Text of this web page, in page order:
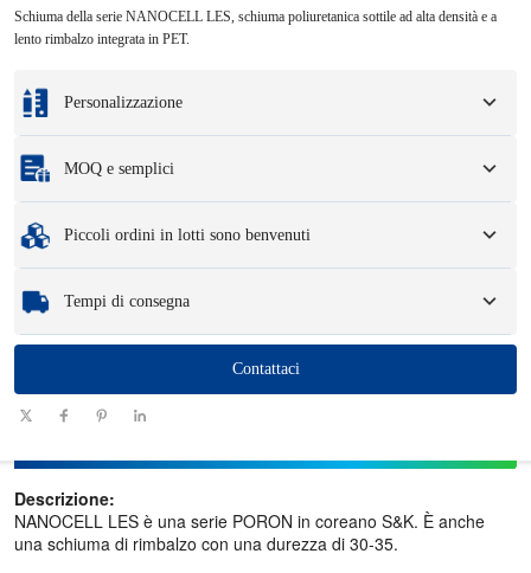
Schiuma della serie NANOCELL LES, schiuma poliuretanica sottile ad alta densità e a
lento rimbalzo integrata in PET.
Personalizzazione
Le opzioni di personalizzazione completa includono colori, dimensioni, forme,
MOQ e semplici
Campioni: i campioni disponibili e personalizzati possono comportare una
Piccoli ordini in lotti sono benvenuti
aiutarti a ottenere i prodotti di cui hai bisogno in modo rapido ed efficiente.
Tempi di consegna
101-1000
Contattaci
Descrizione:
NANOCELL LES è una serie PORON in coreano S&K. È anche
una schiuma di rimbalzo con una durezza di 30-35.